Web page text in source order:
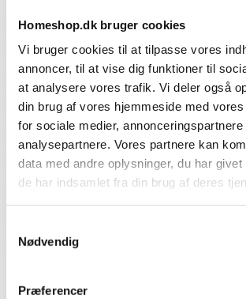
Homeshop.dk bruger cookies
Vi bruger cookies til at tilpasse vores
annoncer, til at vise dig funktioner til
at analysere vores trafik. Vi deler også
din brug af vores hjemmeside med
for sociale medier, annonceringspartnere
analysepartnere. Vores partnere kan
data med andre oplysninger, du har
de har indsamlet fra din brug af deres
Nødvendig
Præferencer
Batteritype
Fremspring
Dæmpbar
Ja
Fatning
Integreret LED+GU10
Kelvin
0
Lyskildenslevetid
15000
Drejevinkel
0
Indbygget
Producent information
Holland